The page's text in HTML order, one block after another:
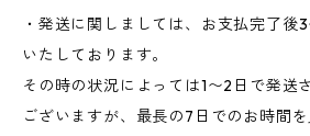
・発送に関しましては、お支払完了後
いたしております。
その時の状況によっては1〜2日で発送
ございますが、最長の7日でのお時間